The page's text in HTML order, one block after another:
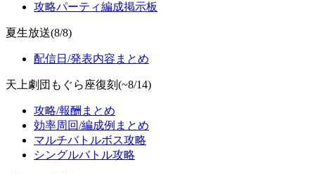
攻略パーティ編成掲示板
夏生放送(8/8)
配信日/発表内容まとめ
天上劇団もぐら座復刻(~8/14)
攻略/報酬まとめ
効率周回/編成例まとめ
マルチバトルボス攻略
シングルバトル攻略